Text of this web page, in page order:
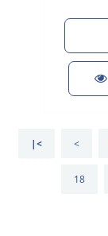
|< <
18